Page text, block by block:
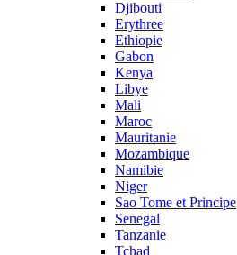
Djibouti
Erythree
Ethiopie
Gabon
Kenya
Libye
Mali
Maroc
Mauritanie
Mozambique
Namibie
Niger
Sao Tome et Principe
Senegal
Tanzanie
Tchad